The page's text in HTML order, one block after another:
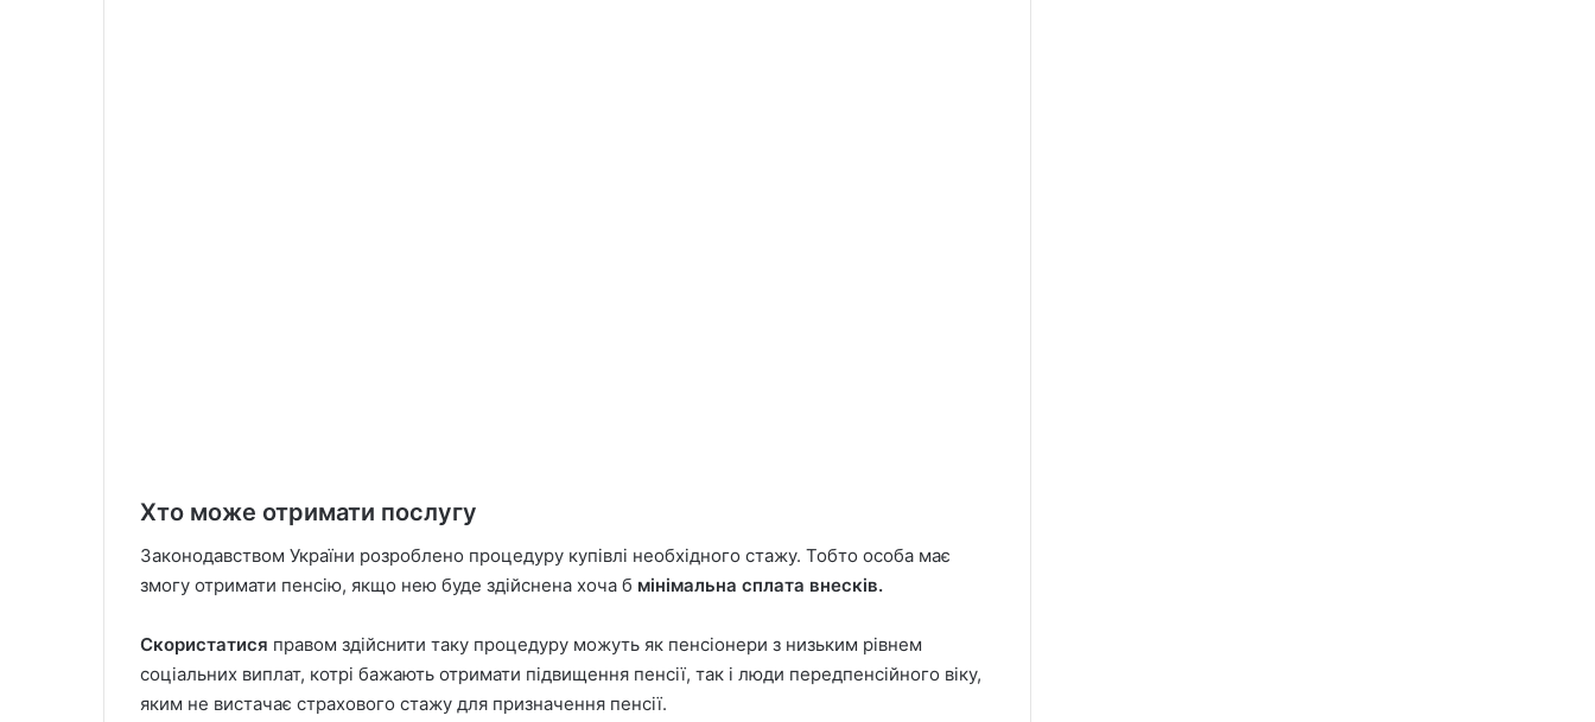
Хто може отримати послугу
Законодавством України розроблено процедуру купівлі необхідного стажу. Тобто особа має
змогу отримати пенсію, якщо нею буде здійснена хоча б мінімальна сплата внесків.
Скористатися правом здійснити таку процедуру можуть як пенсіонери з низьким рівнем
соціальних виплат, котрі бажають отримати підвищення пенсії, так і люди передпенсійного віку,
яким не вистачає страхового стажу для призначення пенсії.